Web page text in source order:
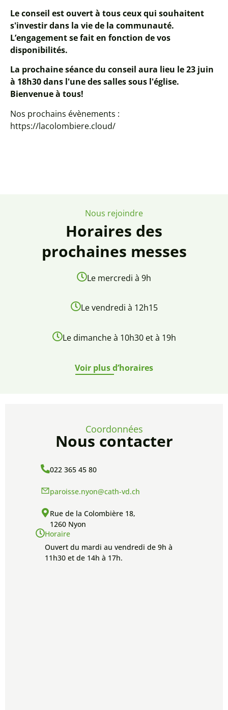
Le conseil est ouvert à tous ceux qui souhaitent
s'investir dans la vie de la communauté.
L’engagement se fait en fonction de vos
disponibilités.
La prochaine séance du conseil aura lieu le 23 juin
à 18h30 dans l'une des salles sous l'église.
Bienvenue à tous!
Nos prochains évènements :
https://lacolombiere.cloud/
Nous rejoindre
Horaires des
prochaines messes
Le mercredi à 9h
Le vendredi à 12h15
Le dimanche à 10h30 et à 19h
Voir plus d’horaires
Coordonnées
Nous contacter
022 365 45 80
paroisse.nyon@cath-vd.ch
Rue de la Colombière 18,
1260 Nyon
Horaire
Ouvert du mardi au vendredi de 9h à
11h30 et de 14h à 17h.